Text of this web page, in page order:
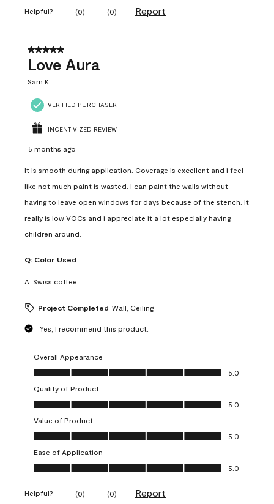
Helpful? (0) (0) Report
5 out of 5 stars.
Love Aura
Sam K.
VERIFIED PURCHASER
INCENTIVIZED REVIEW
5 months ago
It is smooth during application. Coverage is excellent and i feel
like not much paint is wasted. I can paint the walls without
having to leave open windows for days because of the stench. It
really is low VOCs and i appreciate it a lot especially having
children around.
Q: Color Used
A: Swiss coffee
Project Completed Wall, Ceiling
Yes, I recommend this product.
Overall Appearance
Overall Appearance, 5.0 out of 5
5.0
Quality of Product
Quality of Product, 5.0 out of 5
5.0
Value of Product
Value of Product, 5.0 out of 5
5.0
Ease of Application
Ease of Application, 5.0 out of 5
5.0
Helpful? (0) (0) Report